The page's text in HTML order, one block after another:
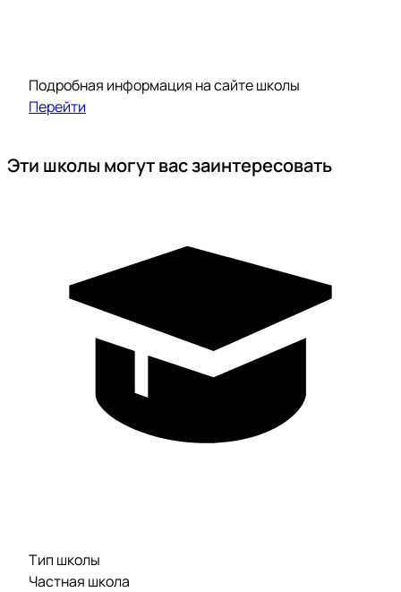
Подробная информация на сайте школы
Перейти
Эти школы могут вас заинтересовать
Тип школы
Частная школа